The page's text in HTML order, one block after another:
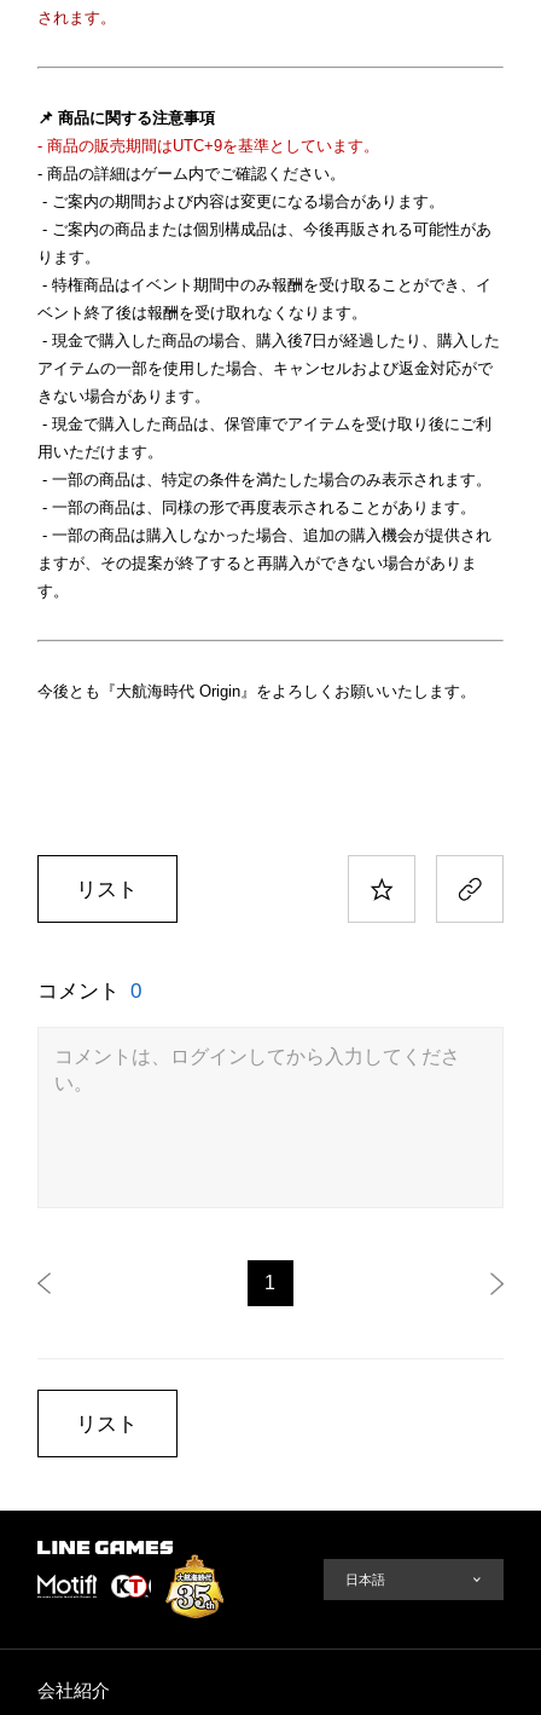
されます。
📌 商品に関する注意事項
- 商品の販売期間はUTC+9を基準としています。
- 商品の詳細はゲーム内でご確認ください。
- ご案内の期間および内容は変更になる場合があります。
- ご案内の商品または個別構成品は、今後再販される可能性があ
ります。
- 特権商品はイベント期間中のみ報酬を受け取ることができ、イ
ベント終了後は報酬を受け取れなくなります。
- 現金で購入した商品の場合、購入後7日が経過したり、購入した
アイテムの一部を使用した場合、キャンセルおよび返金対応がで
きない場合があります。
- 現金で購入した商品は、保管庫でアイテムを受け取り後にご利
用いただけます。
- 一部の商品は、特定の条件を満たした場合のみ表示されます。
- 一部の商品は、同様の形で再度表示されることがあります。
- 一部の商品は購入しなかった場合、追加の購入機会が提供され
ますが、その提案が終了すると再購入ができない場合がありま
す。
今後とも『大航海時代 Origin』をよろしくお願いいたします。
リスト
コメント 0
コメントは、ログインしてから入力してくださ
い。
1
リスト
会社紹介